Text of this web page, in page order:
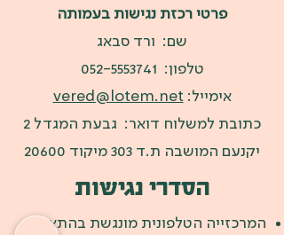
פרטי רכזת נגישות בעמותה
שם: ורד סבאג
טלפון: 052-5553741
אימייל:vered@lotem.net
כתובת למשלוח דואר: גבעת המגדל 2
יקנעם המושבה ת.ד 303 מיקוד 20600
הסדרי נגישות
המרכזייה הטלפונית מונגשת בהתאם